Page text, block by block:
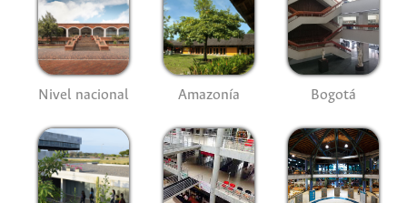
Nivel nacional Amazonía Bogotá